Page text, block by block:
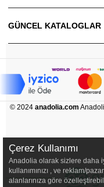
GÜNCEL KATALOGLAR
© 2024 anadolia.com
Çerez Kullanımı
Anadolia olarak sizlere daha
kullanımınızı , ve reklam/
alanlarınıza göre